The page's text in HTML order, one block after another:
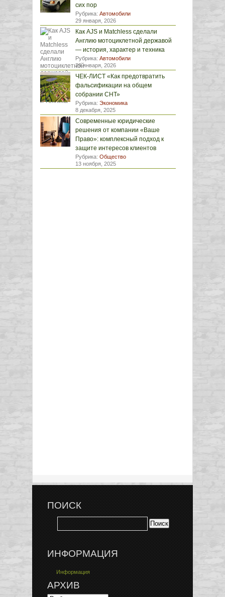
сих пор
Рубрика: Автомобили
29 января, 2026
Как AJS и Matchless сделали
Англию мотоциклетной державой
— история, характер и техника
Рубрика: Автомобили
29 января, 2026
ЧЕК-ЛИСТ «Как предотвратить
фальсификации на общем
собрании СНТ»
Рубрика: Экономика
8 декабря, 2025
Современные юридические
решения от компании «Ваше
Право»: комплексный подход к
защите интересов клиентов
Рубрика: Общество
13 ноября, 2025
ПОИСК
ИНФОРМАЦИЯ
Информация
АРХИВ